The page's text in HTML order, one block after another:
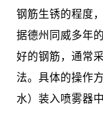
钢筋生锈的程度
据德州同威多年
好的钢筋，通常
法。具体的操作
水）装入喷雾器